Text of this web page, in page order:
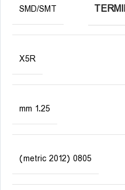
SMD/SMT
X5R
1.25 mm
0805 (2012 metric)